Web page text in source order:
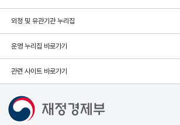
외청 및 유관기관 누리집
운영 누리집 바로가기
관련 사이트 바로가기